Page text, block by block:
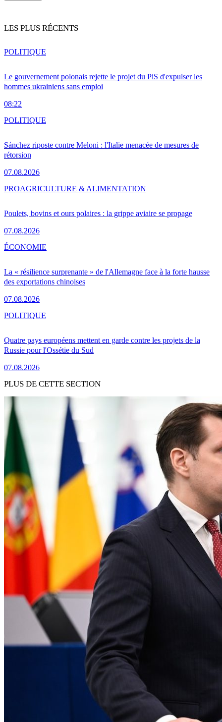
LES PLUS RÉCENTS
Le gouvernement polonais rejette le projet du PiS d'expulser les
hommes ukrainiens sans emploi
08:22
POLITIQUE
Sánchez riposte contre Meloni : l'Italie menacée de mesures de
rétorsion
07.08.2026
POLITIQUE
Poulets, bovins et ours polaires : la grippe aviaire se propage
07.08.2026
PROAGRICULTURE & ALIMENTATION
La « résilience surprenante » de l'Allemagne face à la forte hausse
des exportations chinoises
07.08.2026
ÉCONOMIE
Quatre pays européens mettent en garde contre les projets de la
Russie pour l'Ossétie du Sud
07.08.2026
POLITIQUE
PLUS DE CETTE SECTION